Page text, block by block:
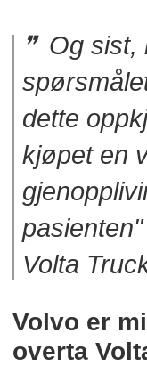
Og sist,
dette
kjøpet en
Volta
Volvo er
overta